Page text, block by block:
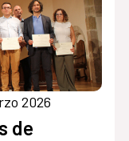
2026
de